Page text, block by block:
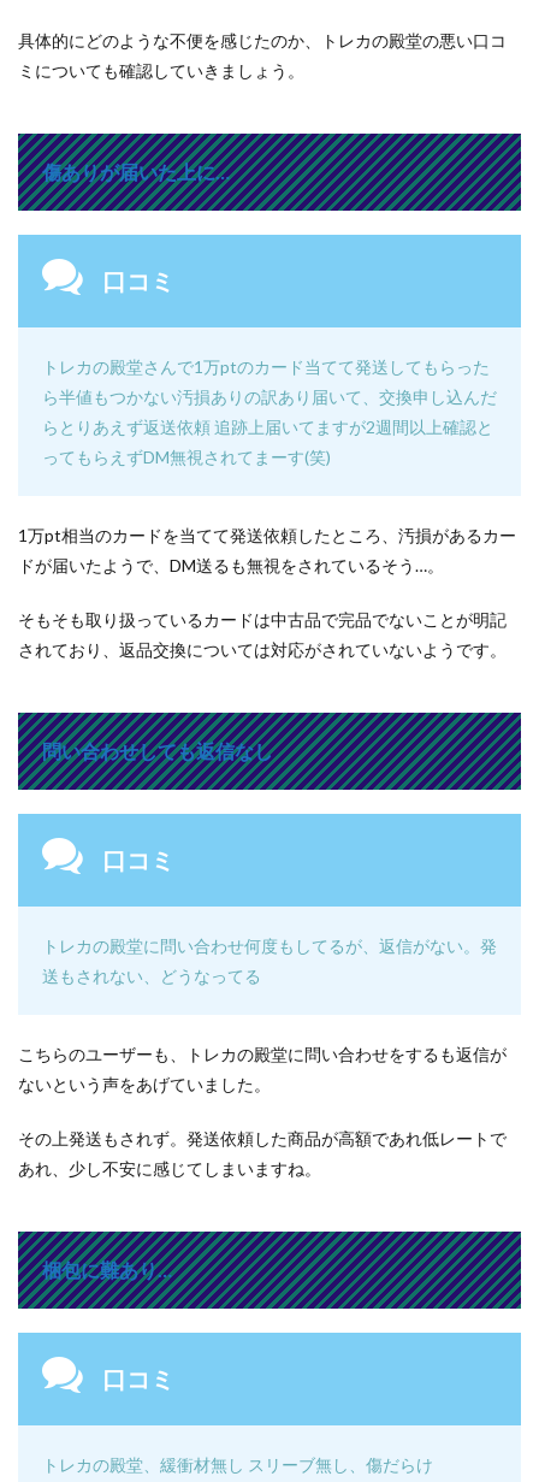
具体的にどのような不便を感じたのか、トレカの殿堂の悪い口コ
ミについても確認していきましょう。
傷ありが届いた上に…
口コミ
トレカの殿堂さんで1万ptのカード当てて発送してもらった
ら半値もつかない汚損ありの訳あり届いて、交換申し込んだ
らとりあえず返送依頼 追跡上届いてますが2週間以上確認と
ってもらえずDM無視されてまーす(笑)
1万pt相当のカードを当てて発送依頼したところ、汚損があるカー
ドが届いたようで、DM送るも無視をされているそう…。
そもそも取り扱っているカードは中古品で完品でないことが明記
されており、返品交換については対応がされていないようです。
問い合わせしても返信なし
口コミ
トレカの殿堂に問い合わせ何度もしてるが、返信がない。発
送もされない、どうなってる
こちらのユーザーも、トレカの殿堂に問い合わせをするも返信が
ないという声をあげていました。
その上発送もされず。発送依頼した商品が高額であれ低レートで
あれ、少し不安に感じてしまいますね。
梱包に難あり…
口コミ
トレカの殿堂、緩衝材無し スリーブ無し、傷だらけ